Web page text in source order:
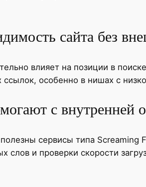
сайта без
влияет на позиции в
особенно в нишах с
с внутренней
сервисы типа
слов и проверки скорости